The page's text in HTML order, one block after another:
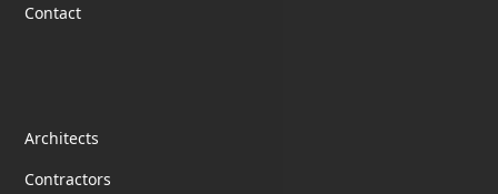
Contact
Architects
Contractors